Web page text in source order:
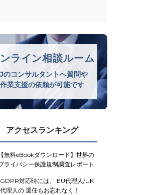
ライン相談ルーム
のコンサルタントへ質問や
作業支援の依頼が可能です
アクセスランキング
【無料eBookダウンロード】世界の
ライバシー保護規制調査レポート
GDPR対応時には、 EU代理人/UK
代理人の 選任もお忘れなく！